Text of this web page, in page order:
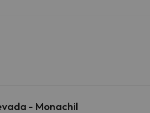
- Monachil